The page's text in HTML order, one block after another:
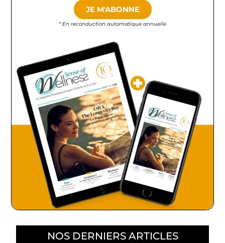
JE M'ABONNE
* En reconduction automatique annuelle
NOS DERNIERS ARTICLES